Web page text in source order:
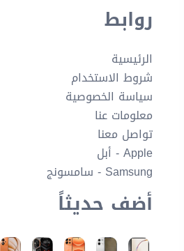
روابط
الرئيسية
شروط الاستخدام
سياسة الخصوصية
معلومات عنا
تواصل معنا
Apple - أبل
Samsung - سامسونج
أضف حديثاً